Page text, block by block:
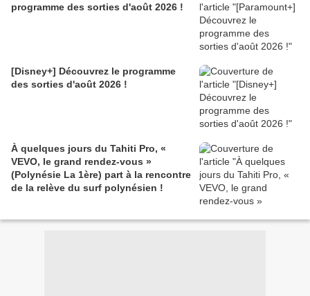
programme des sorties d'août 2026 !
[Disney+] Découvrez le programme
des sorties d'août 2026 !
À quelques jours du Tahiti Pro, «
VEVO, le grand rendez-vous »
(Polynésie La 1ère) part à la rencontre
de la relève du surf polynésien !